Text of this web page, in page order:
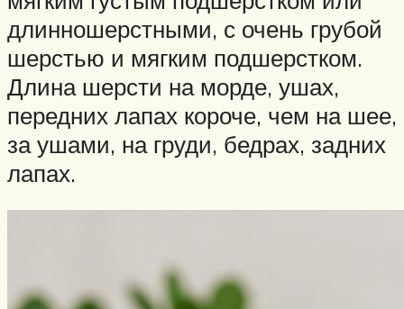
длинношерстными, с очень грубой
шерстью и мягким подшерстком.
Длина шерсти на морде, ушах,
передних лапах короче, чем на шее,
за ушами, на груди, бедрах, задних
лапах.